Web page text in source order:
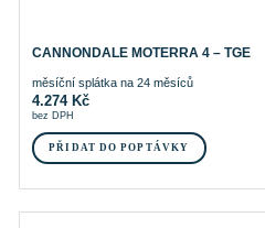
CANNONDALE MOTERRA 4 – TGE
měsíční splátka na 24 měsíců
4.274 Kč
bez DPH
PŘIDAT DO POPTÁVKY